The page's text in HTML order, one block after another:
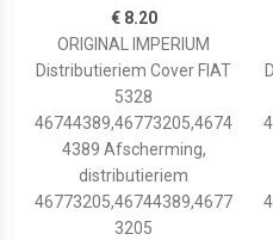
€ 8.20
ORIGINAL IMPERIUM
Distributieriem Cover FIAT
5328
46744389,46773205,4674
4389 Afscherming,
distributieriem
46773205,46744389,4677
3205